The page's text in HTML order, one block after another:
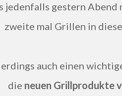
jedenfalls gestern Abend
zweite mal Grillen in
auch einen
die neuen Grillprodukte